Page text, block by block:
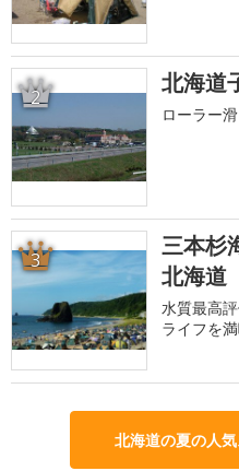
2 北海道
ローラー
3
三本杉
北海道
水質最高
ライフを
北海道の夏の人